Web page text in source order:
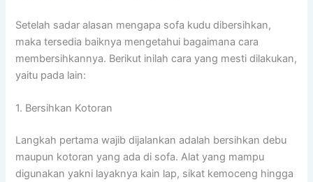
Setelah sadar alasan mengapa sofa kudu dibersihkan,
maka tersedia baiknya mengetahui bagaimana cara
membersihkannya. Berikut inilah cara yang mesti dilakukan,
yaitu pada lain:
1. Bersihkan Kotoran
Langkah pertama wajib dijalankan adalah bersihkan debu
maupun kotoran yang ada di sofa. Alat yang mampu
digunakan yakni layaknya kain lap, sikat kemoceng hingga